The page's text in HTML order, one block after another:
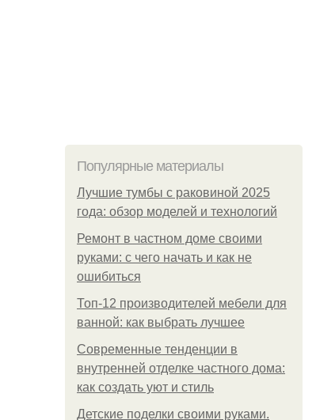
Популярные материалы
Лучшие тумбы с раковиной 2025
года: обзор моделей и технологий
Ремонт в частном доме своими
руками: с чего начать и как не
ошибиться
Топ-12 производителей мебели для
ванной: как выбрать лучшее
Современные тенденции в
внутренней отделке частного дома:
как создать уют и стиль
Детские поделки своими руками.